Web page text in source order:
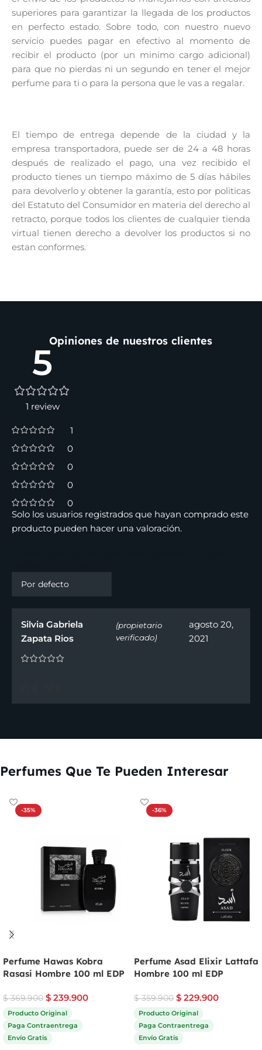
superiores para garantizar la llegada de los productos
en perfecto estado. Sobre todo, con nuestro nuevo
servicio puedes pagar en efectivo al momento de
recibir el producto (por un minimo cargo adicional)
para que no pierdas ni un segundo en tener el mejor
perfume para ti o para la persona que le vas a regalar.
El tiempo de entrega depende de la ciudad y la
empresa transportadora, puede ser de 24 a 48 horas
después de realizado el pago, una vez recibido el
producto tienes un tiempo máximo de 5 días hábiles
para devolverlo y obtener la garantía, esto por politicas
del Estatuto del Consumidor en materia del derecho al
retracto, porque todos los clientes de cualquier tienda
virtual tienen derecho a devolver los productos si no
estan conformes.
Opiniones de nuestros clientes
5
1 review
1
0
0
0
0
Silvia Gabriela
Zapata Rios
(propietario
verificado)
agosto 20,
2021
Solo los usuarios registrados que hayan comprado este
producto pueden hacer una valoración.
Perfumes Que Te Pueden Interesar
-35%
Perfume Hawas Kobra
Rasasi Hombre 100 ml EDP
$369.900 $ 239.900
Producto Original
Paga Contraentrega
Envío Gratis
-36%
Perfume Asad Elixir Lattafa
Hombre 100 ml EDP
$359.900 $ 229.900
Producto Original
Paga Contraentrega
Envío Gratis